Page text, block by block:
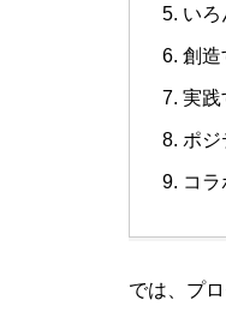
いろ
創造
実践
ポジ
コ
では、プ